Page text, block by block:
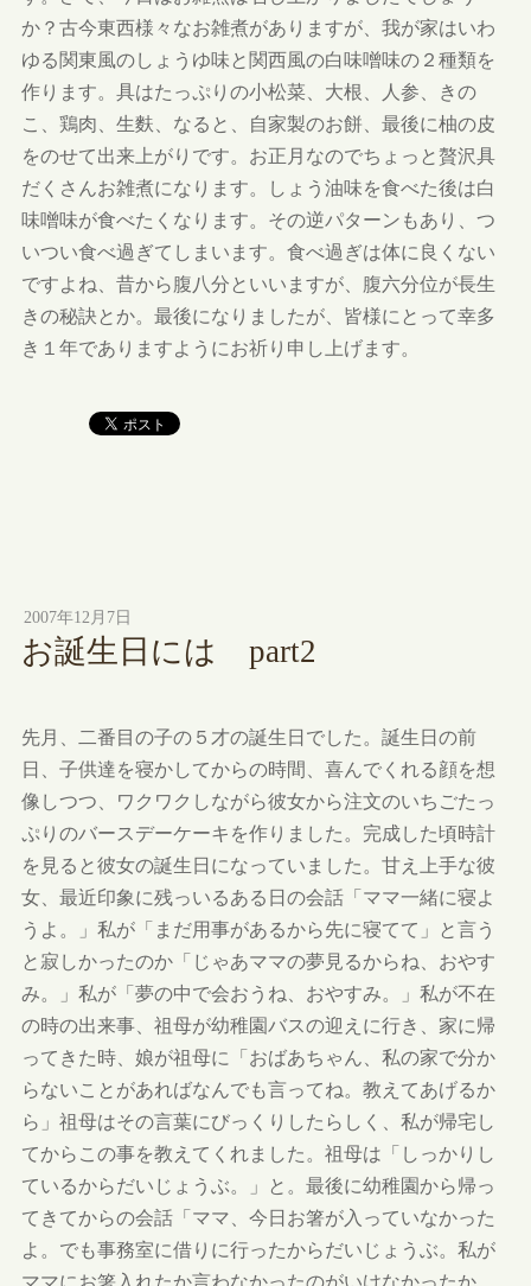
か？古今東西様々なお雑煮がありますが、我が家はいわ
ゆる関東風のしょうゆ味と関西風の白味噌味の２種類を
作ります。具はたっぷりの小松菜、大根、人参、きの
こ、鶏肉、生麩、なると、自家製のお餅、最後に柚の皮
をのせて出来上がりです。お正月なのでちょっと贅沢具
だくさんお雑煮になります。しょう油味を食べた後は白
味噌味が食べたくなります。その逆パターンもあり、つ
いつい食べ過ぎてしまいます。食べ過ぎは体に良くない
ですよね、昔から腹八分といいますが、腹六分位が長生
きの秘訣とか。最後になりましたが、皆様にとって幸多
き１年でありますようにお祈り申し上げます。
2007年12月7日
お誕生日には part2
先月、二番目の子の５才の誕生日でした。誕生日の前
日、子供達を寝かしてからの時間、喜んでくれる顔を想
像しつつ、ワクワクしながら彼女から注文のいちごたっ
ぷりのバースデーケーキを作りました。完成した頃時計
を見ると彼女の誕生日になっていました。甘え上手な彼
女、最近印象に残っいるある日の会話「ママ一緒に寝よ
うよ。」私が「まだ用事があるから先に寝てて」と言う
と寂しかったのか「じゃあママの夢見るからね、おやす
み。」私が「夢の中で会おうね、おやすみ。」私が不在
の時の出来事、祖母が幼稚園バスの迎えに行き、家に帰
ってきた時、娘が祖母に「おばあちゃん、私の家で分か
らないことがあればなんでも言ってね。教えてあげるか
ら」祖母はその言葉にびっくりしたらしく、私が帰宅し
てからこの事を教えてくれました。祖母は「しっかりし
ているからだいじょうぶ。」と。最後に幼稚園から帰っ
てきてからの会話「ママ、今日お箸が入っていなかった
よ。でも事務室に借りに行ったからだいじょうぶ。私が
ママにお箸入れたか言わなかったのがいけなかったか